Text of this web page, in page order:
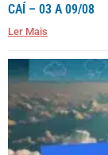
CAÍ – 03 A 09/08
Ler Mais